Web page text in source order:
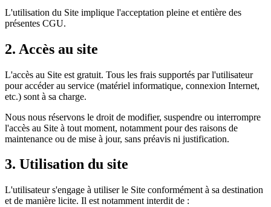
L'utilisation du Site implique l'acceptation pleine et entière des
présentes CGU.
2. Accès au site
L'accès au Site est gratuit. Tous les frais supportés par l'utilisateur
pour accéder au service (matériel informatique, connexion Internet,
etc.) sont à sa charge.
Nous nous réservons le droit de modifier, suspendre ou interrompre
l'accès au Site à tout moment, notamment pour des raisons de
maintenance ou de mise à jour, sans préavis ni justification.
3. Utilisation du site
L'utilisateur s'engage à utiliser le Site conformément à sa destination
et de manière licite. Il est notamment interdit de :